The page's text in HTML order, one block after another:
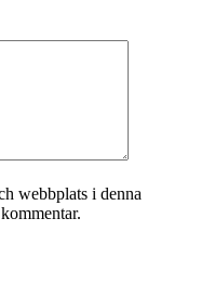
webbplats i denna